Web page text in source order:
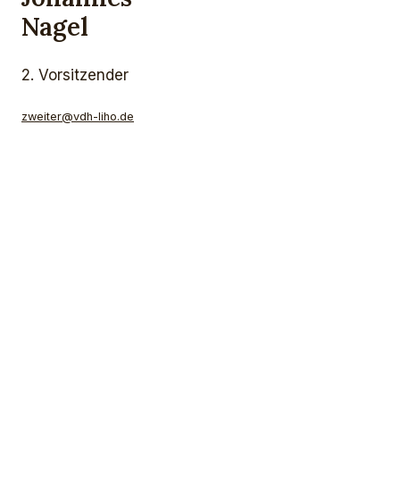
Nagel
2. Vorsitzender
zweiter@vdh-liho.de